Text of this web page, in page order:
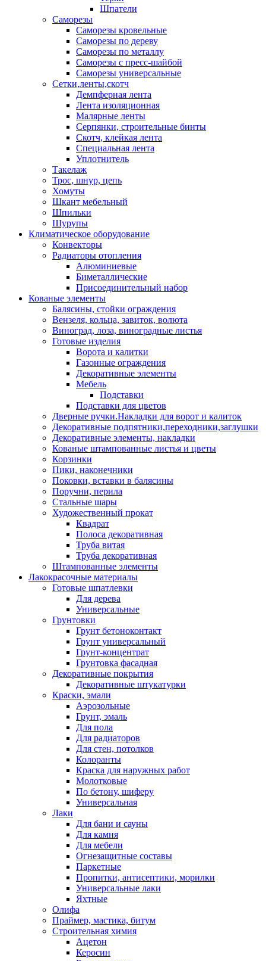
Шпатели
Саморезы
Саморезы кровельные
Саморезы по дереву
Саморезы по металлу
Саморезы с пресс-шайбой
Саморезы универсальные
Сетки,ленты,скотч
Демпферная лента
Лента изоляционная
Малярные ленты
Серпянки, строительные бинты
Скотч, клейкая лента
Специальная лента
Уплотнитель
Такелаж
Трос, шнур, цепь
Хомуты
Шкант мебельный
Шпильки
Шурупы
Климатическое оборудование
Конвекторы
Радиаторы отопления
Алюминиевые
Биметаллические
Присоединительный набор
Кованые элементы
Балясины, стойки ограждения
Вензеля, кольца, завиток, волюта
Виноград, лоза, виноградные листья
Готовые изделия
Ворота и калитки
Газонные ограждения
Декоративные элементы
Мебель
Подставки
Подставки для цветов
Дверные ручки.Накладки для ворот и калиток
Декоративные подпятники,переходники,заглушки
Декоративные элементы, накладки
Кованые штампованные листья и цветы
Корзинки
Пики, наконечники
Поковки, вставки в балясины
Поручни, перила
Стальные шары
Художественный прокат
Квадрат
Полоса декоративная
Труба витая
Труба декоративная
Штампованные элементы
Лакокрасочные материалы
Готовые шпатлевки
Для дерева
Универсальные
Грунтовки
Грунт бетоноконтакт
Грунт универсальный
Грунт-концентрат
Грунтовка фасадная
Декоративные покрытия
Декоративные штукатурки
Краски, эмали
Аэрозольные
Грунт, эмаль
Для пола
Для радиаторов
Для стен, потолков
Колоранты
Краска для наружных работ
Молотковые
По бетону, шиферу
Универсальная
Лаки
Для бани и сауны
Для камня
Для мебели
Огнезащитные составы
Паркетные
Пропитки, антисептики, морилки
Универсальные лаки
Яхтные
Олифа
Праймер, мастика, битум
Строительная химия
Ацетон
Керосин